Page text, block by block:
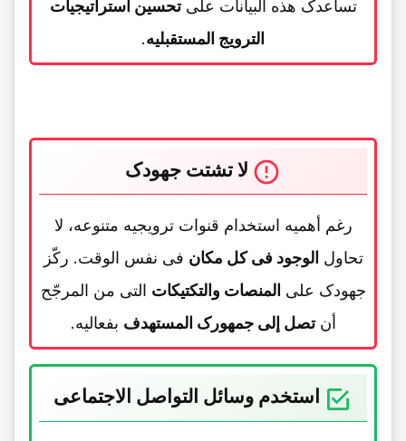
تساعدک هذه البیانات علىتحسین استراتیجیات
الترویج المستقبلیه.
لا تشتت جهودک
رغم أهمیه استخدام قنوات ترویجیه متنوعه، لا
تحاول الوجود فی کل مکان فی نفس الوقت. رکّز
جهودک على المنصات والتکتیکات التی من المرجّح
أنتصل إلى جمهورک المستهدف بفعالیه.
استخدم وسائل التواصل الاجتماعی